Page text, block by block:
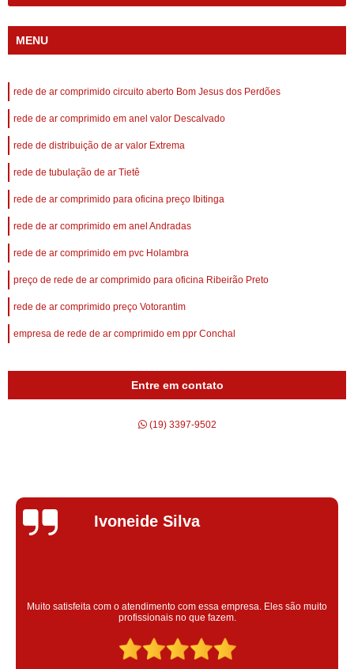
MENU
rede de ar comprimido circuito aberto Bom Jesus dos Perdões
rede de ar comprimido em anel valor Descalvado
rede de distribuição de ar valor Extrema
rede de tubulação de ar Tietê
rede de ar comprimido para oficina preço Ibitinga
rede de ar comprimido em anel Andradas
rede de ar comprimido em pvc Holambra
preço de rede de ar comprimido para oficina Ribeirão Preto
rede de ar comprimido preço Votorantim
empresa de rede de ar comprimido em ppr Conchal
Entre em contato
(19) 3397-9502
Silvana Alves
Super satisfeita com o serviço prestado, atendimento muito bom!
colaoradores educado e transparente, destaque para o colaborador
Claudinei excelente profissional!